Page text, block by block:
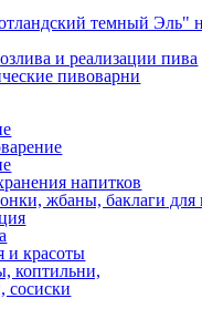
темный Эль"
и реализации пива
пивоварни
напитков
жбаны, баклаги для
и красоты
коптильни,
сосиски